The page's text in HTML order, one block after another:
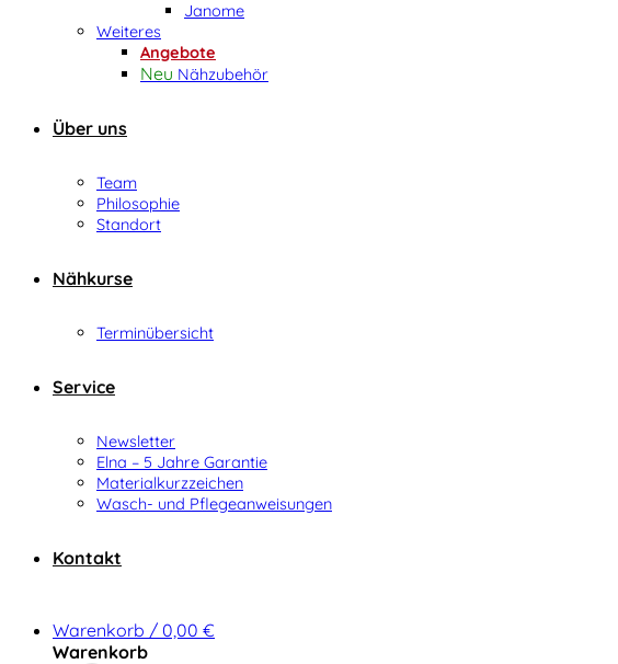
Janome
Weiteres
Angebote
Nähzubehör
Über uns
Team
Philosophie
Standort
Nähkurse
Terminübersicht
Service
Newsletter
Elna – 5 Jahre Garantie
Materialkurzzeichen
Wasch- und Pflegeanweisungen
Kontakt
Warenkorb / 0,00 €
Warenkorb